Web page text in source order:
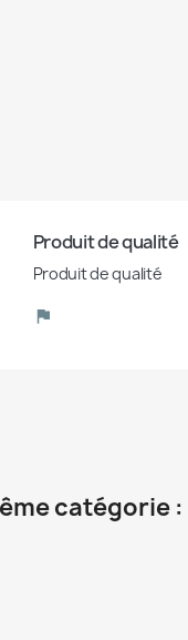
Produit de qualité
Produit de qualité
catégorie :